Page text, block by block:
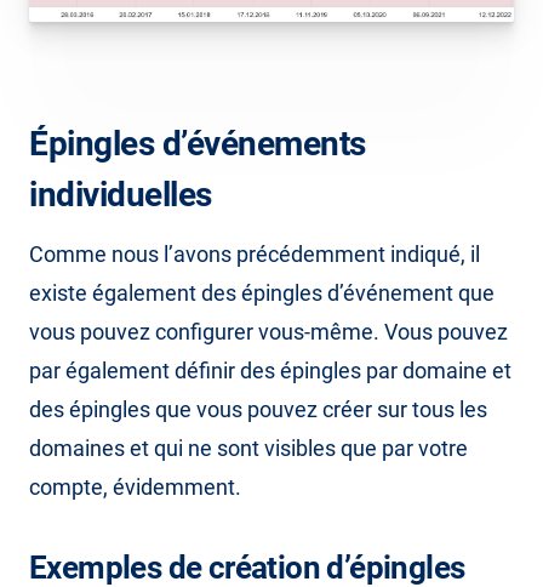
Épingles d’événements
individuelles
Comme nous l’avons précédemment indiqué, il
existe également des épingles d’événement que
vous pouvez configurer vous-même. Vous pouvez
par également définir des épingles par domaine et
des épingles que vous pouvez créer sur tous les
domaines et qui ne sont visibles que par votre
compte, évidemment.
Exemples de création d’épingles